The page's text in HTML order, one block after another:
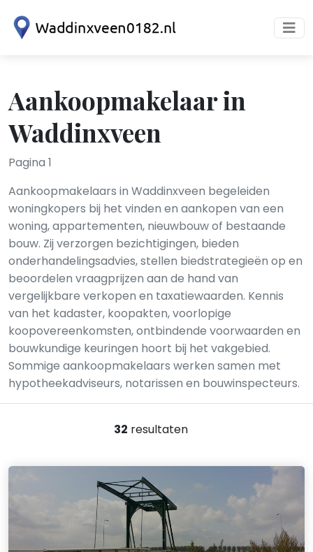
Aankoopmakelaar in
Waddinxveen
Pagina 1
Aankoopmakelaars in Waddinxveen begeleiden
woningkopers bij het vinden en aankopen van een
woning, appartementen, nieuwbouw of bestaande
bouw. Zij verzorgen bezichtigingen, bieden
onderhandelingsadvies, stellen biedstrategieën op en
beoordelen vraagprijzen aan de hand van
vergelijkbare verkopen en taxatiewaarden. Kennis
van het kadaster, koopakten, voorlopige
koopovereenkomsten, ontbindende voorwaarden en
bouwkundige keuringen hoort bij het vakgebied.
Sommige aankoopmakelaars werken samen met
hypotheekadviseurs, notarissen en bouwinspecteurs.
32 resultaten